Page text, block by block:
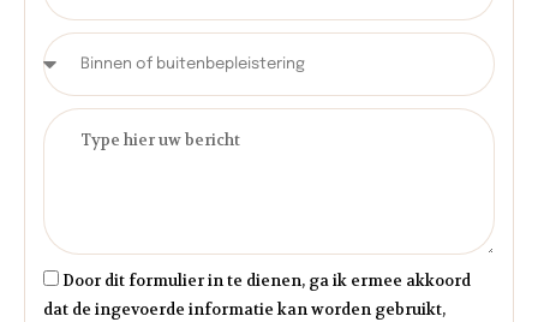
Door dit formulier in te dienen, ga ik ermee akkoord
dat de ingevoerde informatie kan worden gebruikt,